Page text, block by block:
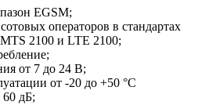
EGSM;
операторов в стандартах
2100 и LTE 2100;
;
от 7 до 24 В;
от -20 до +50 °С
60 дБ;